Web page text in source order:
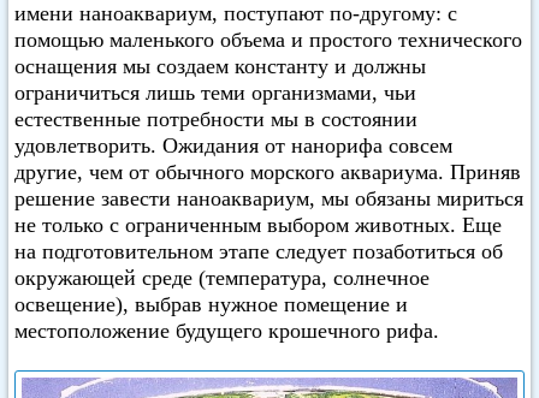
имени наноаквариум, поступают по-другому: с
помощью маленького объема и простого технического
оснащения мы создаем константу и должны
ограничиться лишь теми организмами, чьи
естественные потребности мы в состоянии
удовлетворить. Ожидания от нанорифа совсем
другие, чем от обычного морского аквариума. Приняв
решение завести наноаквариум, мы обязаны мириться
не только с ограниченным выбором животных. Еще
на подготовительном этапе следует позаботиться об
окружающей среде (температура, солнечное
освещение), выбрав нужное помещение и
местоположение будущего крошечного рифа.